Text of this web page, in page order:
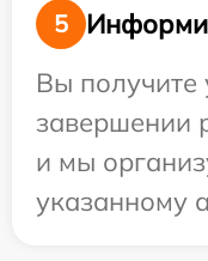
5
Вы получите
завершении
и мы
указанному